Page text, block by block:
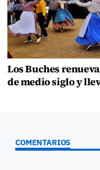
Los Buches
de medio siglo y
COMENTARIOS